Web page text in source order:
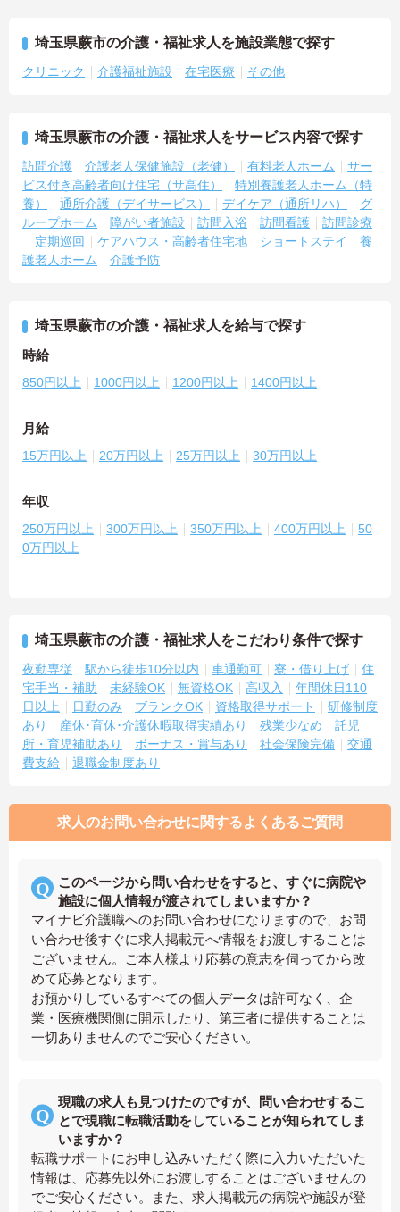
埼玉県蕨市の介護・福祉求人を施設業態で探す
クリニック 介護福祉施設 在宅医療 その他
埼玉県蕨市の介護・福祉求人をサービス内容で探す
訪問介護 介護老人保健施設（老健） 有料老人ホーム
サー
ビス付き高齢者向け住宅（サ高住）
特別養護老人ホーム（特
養）
通所介護（デイサービス） デイケア（通所リハ）
グ
ループホーム
障がい者施設 訪問入浴 訪問看護
訪問診療
定期巡回
ケアハウス・高齢者住宅地 ショートステイ
養
護老人ホーム
介護予防
埼玉県蕨市の介護・福祉求人を給与で探す
時給
850円以上 1000円以上 1200円以上 1400円以上
月給
15万円以上 20万円以上 25万円以上 30万円以上
年収
250万円以上 300万円以上 350万円以上 400万円以上
50
0万円以上
埼玉県蕨市の介護・福祉求人をこだわり条件で探す
夜勤専従 駅から徒歩10分以内 車通勤可 寮・借り上げ
住
宅手当・補助
未経験OK 無資格OK 高収入
年間休日110
日以上
日勤のみ ブランクOK 資格取得サポート
研修制度
あり
産休･育休･介護休暇取得実績あり 残業少なめ
託児
所・育児補助あり
ボーナス・賞与あり 社会保険完備
交通
費支給
退職金制度あり
求人のお問い合わせに関するよくあるご質問
このページから問い合わせをすると、すぐに病院や
施設に個人情報が渡されてしまいますか？
マイナビ介護職へのお問い合わせになりますので、お問
い合わせ後すぐに求人掲載元へ情報をお渡しすることは
ございません。ご本人様より応募の意志を伺ってから改
めて応募となります。
お預かりしているすべての個人データは許可なく、企
業・医療機関側に開示したり、第三者に提供することは
一切ありませんのでご安心ください。
現職の求人も見つけたのですが、問い合わせするこ
とで現職に転職活動をしていることが知られてしま
いますか？
転職サポートにお申し込みいただく際に入力いただいた
情報は、応募先以外にお渡しすることはございませんの
でご安心ください。また、求人掲載元の病院や施設が登